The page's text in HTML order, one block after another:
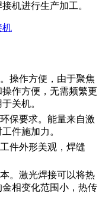
机进行生产加工。
操作方便，由于聚焦
作方便，无需频繁更
关机。
保要求。能量来自激
件施加力。
件外形美观，焊缝
。激光焊接可以将热
相变化范围小，热传